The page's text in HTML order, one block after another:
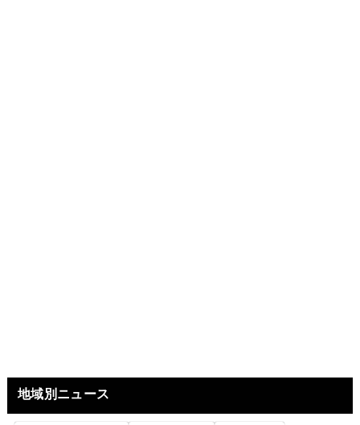
地域別ニュース